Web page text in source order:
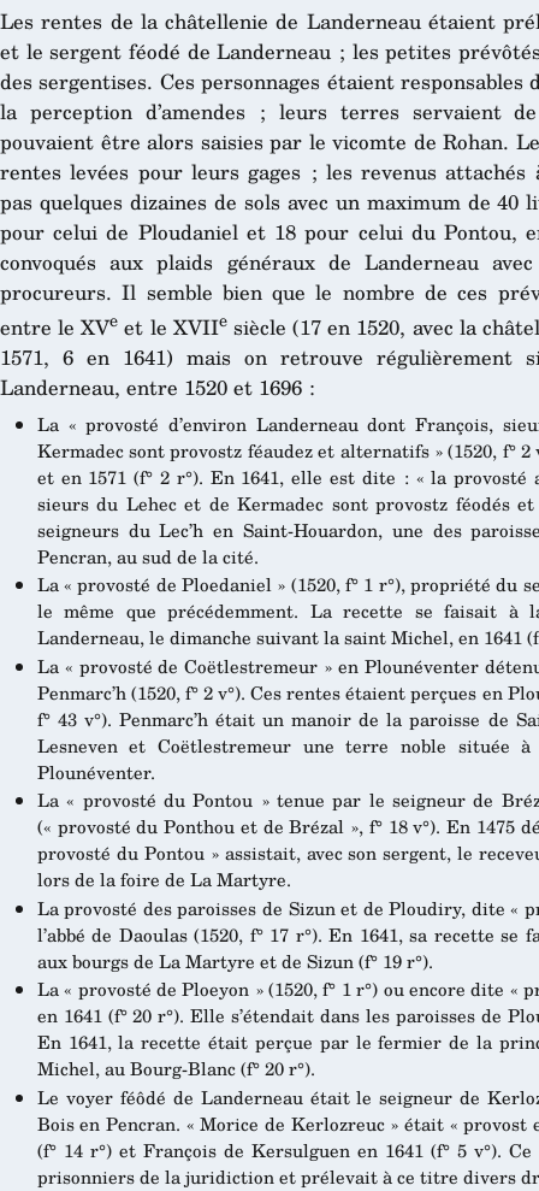
Les rentes de la châtellenie de Landerneau étaient
et le sergent féodé de Landerneau ; les petites
des sergentises. Ces personnages étaient
la perception d’amendes ; leurs terres servaient
pouvaient être alors saisies par le vicomte de Rohan.
rentes levées pour leurs gages ; les revenus attachés
pas quelques dizaines de sols avec un maximum de
pour celui de Ploudaniel et 18 pour celui du Pontou,
convoqués aux plaids généraux de Landerneau
procureurs. Il semble bien que le nombre de ces
entre le XVe et le XVIIesiècle (17 en 1520, avec la
1571, 6 en 1641) mais on retrouve régulièrement
Landerneau, entre 1520 et 1696 :
La « provosté d’environ Landerneau dont François,
Kermadec sont provostz féaudez et alternatifs » (1520, f°
et en 1571 (f° 2 r°). En 1641, elle est dite : « la
sieurs du Lehec et de Kermadec sont provostz féodés
seigneurs du Lec’h en Saint-Houardon, une des
Pencran, au sud de la cité.
La « provosté de Ploedaniel » (1520, f° 1 r°), propriété du
le même que précédemment. La recette se faisait à
Landerneau, le dimanche suivant la saint Michel, en 1641
La « provosté de Coëtlestremeur » en Plounéventer
Penmarc’h (1520, f° 2 v°). Ces rentes étaient perçues en
f° 43 v°). Penmarc’h était un manoir de la paroisse de
Lesneven et Coëtlestremeur une terre noble située
Plounéventer.
La « provosté du Pontou » tenue par le seigneur de
(« provosté du Ponthou et de Brézal », f° 18 v°). En 1475
provosté du Pontou » assistait, avec son sergent, le
lors de la foire de La Martyre.
La provosté des paroisses de Sizun et de Ploudiry, dite «
l’abbé de Daoulas (1520, f° 17 r°). En 1641, sa recette
aux bourgs de La Martyre et de Sizun (f° 19 r°).
La « provosté de Ploeyon » (1520, f° 1 r°) ou encore dite
en 1641 (f° 20 r°). Elle s’étendait dans les paroisses de
En 1641, la recette était perçue par le fermier de la
Michel, au Bourg-Blanc (f° 20 r°).
Le voyer féôdé de Landerneau était le seigneur de
Bois en Pencran. « Morice de Kerlozreuc » était «
(f° 14 r°) et François de Kersulguen en 1641 (f° 5 v°).
prisonniers de la juridiction et prélevait à ce titre divers